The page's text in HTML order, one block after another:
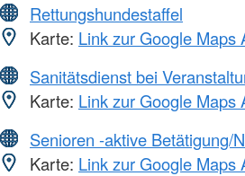
Rettungshundestaffel
Karte: Link zur Google Maps
Sanitätsdienst bei
Karte: Link zur Google Maps
Senioren -aktive Betätigung/
Karte: Link zur Google Maps